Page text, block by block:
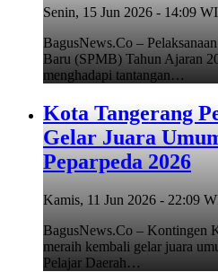
Senin, 15 Jun 2026 - 14:09
BagusNews.Co –
Baru (SPMB) Tahun Ajaran
menghadapi tantangan…
Kota Tangerang
Gelar Juara
Peparpeda 2026
Kamis, 11 Jun 2026 - 22:09
BagusNews.Co – Kontingen
meraih kembali gelar juara
Pelajar Daerah…